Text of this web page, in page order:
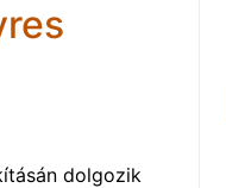
dolgozik